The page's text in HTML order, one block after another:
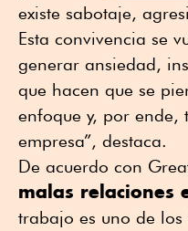
existe sabotaje,
Esta convivencia se
generar ansiedad,
que hacen que se
enfoque y, por ende,
empresa”, destaca.
De acuerdo con
malas relaciones
trabajo es uno de los